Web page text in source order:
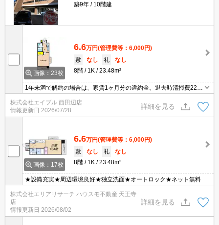
築9年
10階建
画像：23枚
6.6万円(管理費等：6,000円)
敷
なし 礼
なし
8階
1K 23.48m²
1年未満で解約の場合は、家賃1ヶ月分の違約金。退去時清掃費22,0
株式会社エイブル 西田辺店
情報更新日 2026/07/28
詳細を見る
画像：17枚
6.6万円(管理費等：6,000円)
敷
なし 礼
なし
8階
1K 23.48m²
★設備充実★周辺環境良好★独立洗面★オートロック★ネット無料
株式会社エリアリサーチ ハウスモ不動産 天王寺
店
情報更新日 2026/08/02
詳細を見る